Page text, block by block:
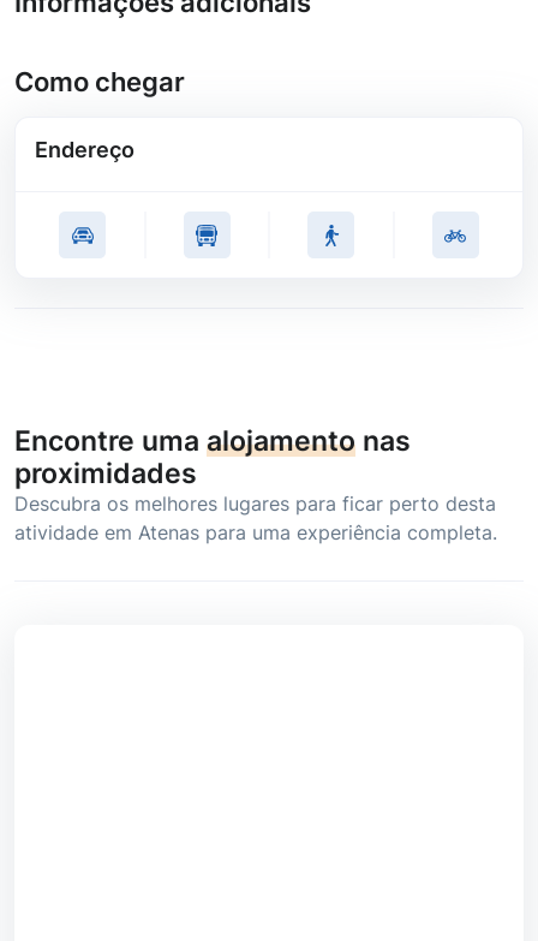
Como chegar
Endereço
Encontre uma alojamento nas
proximidades
Descubra os melhores lugares para ficar perto desta
atividade em Atenas para uma experiência completa.